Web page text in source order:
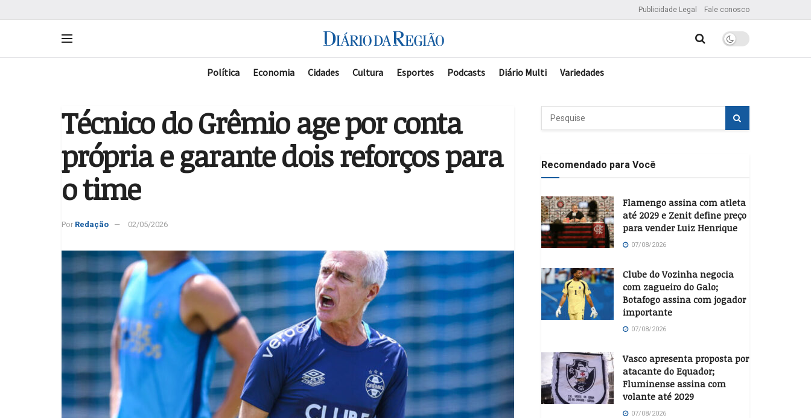
Publicidade Legal Fale conosco
Política Economia Cidades Cultura Esportes Podcasts Diário Multi Variedades
Técnico do Grêmio age por conta
própria e garante dois reforços para
o time
Por Redação 02/05/2026
Recomendado para Você
Flamengo assina com atleta
até 2029 e Zenit define preço
para vender Luiz Henrique
07/08/2026
Clube do Vozinha negocia
com zagueiro do Galo;
Botafogo assina com jogador
importante
07/08/2026
Vasco apresenta proposta por
atacante do Equador;
Fluminense assina com
volante até 2029
07/08/2026